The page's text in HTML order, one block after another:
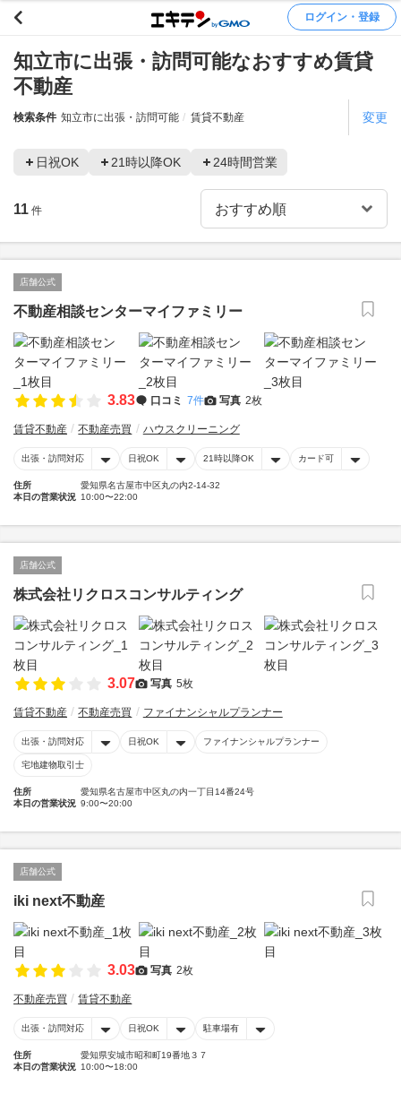
ログイン・登録
知立市に出張・訪問可能なおすすめ賃貸
不動産
検索条件 知立市に出張・訪問可能 賃貸不動産 変更
日祝OK 21時以降OK 24時間営業
11 件
店舗公式
不動産相談センターマイファミリー
3.83 口コミ 7件 写真 2枚
賃貸不動産 不動産売買 ハウスクリーニング
出張・訪問対応 日祝OK 21時以降OK カード可
住所
愛知県名古屋市中区丸の内2-14-32
本日の営業状況 10:00〜22:00
店舗公式
株式会社リクロスコンサルティング
3.07 写真 5枚
賃貸不動産 不動産売買 ファイナンシャルプランナー
出張・訪問対応 日祝OK ファイナンシャルプランナー
宅地建物取引士
住所
愛知県名古屋市中区丸の内一丁目14番24号
本日の営業状況 9:00〜20:00
店舗公式
iki next不動産
3.03 写真 2枚
不動産売買 賃貸不動産
出張・訪問対応 日祝OK 駐車場有
住所
愛知県安城市昭和町19番地３７
本日の営業状況 10:00〜18:00